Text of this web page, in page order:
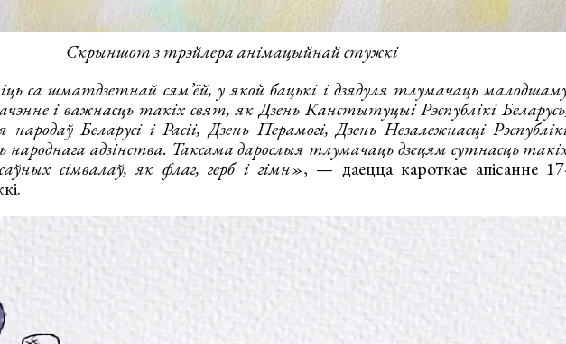
Скрыншот з трэйлера анімацыйнай стужкі
са шматдзетнай сям’ёй, у якой бацькі і дзядуля тлумачаць
і важнасць такіх свят, як Дзень Канстытуцыі Рэспублікі
Беларусі і Расіі, Дзень Перамогі, Дзень Незалежнасці
народнага адзінства. Таксама дарослыя тлумачаць дзецям сутнасць
сімвалаў, як флаг, герб і гімн», — даецца кароткае апісанне